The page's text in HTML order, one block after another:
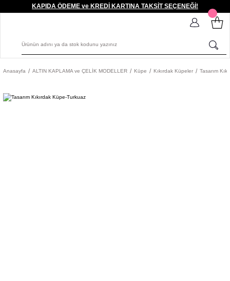
KAPIDA ÖDEME ve KREDİ KARTINA TAKSİT SEÇENEĞİ!
Anasayfa ALTIN KAPLAMA ve ÇELİK MODELLER Küpe Kıkırdak Küpeler Tasarım